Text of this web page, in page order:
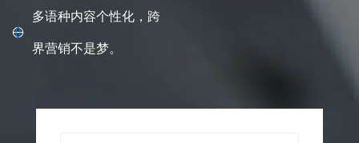
户。
多语种内容个性化，跨
界营销不是梦。